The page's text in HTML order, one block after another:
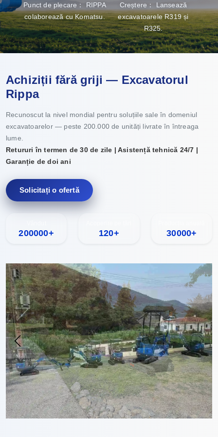
Punct de plecare： RIPPA
colaborează cu Komatsu.
Creștere： Lansează
excavatoarele R319 și
R325.
Achiziții fără griji — Excavatorul
Rippa
Recunoscut la nivel mondial pentru soluțiile sale în domeniul
excavatoarelor — peste 200.000 de unități livrate în întreaga
lume.
Retururi în termen de 30 de zile | Asistență tehnică 24/7 |
Garanție de doi ani
Solicitați o ofertă
200000+ 120+ 30000+